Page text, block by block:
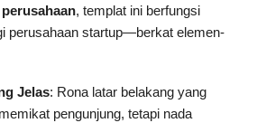
, templat ini berfungsi
perusahaan startup—berkat elemen-
Jelas: Rona latar belakang yang
pengunjung, tetapi nada